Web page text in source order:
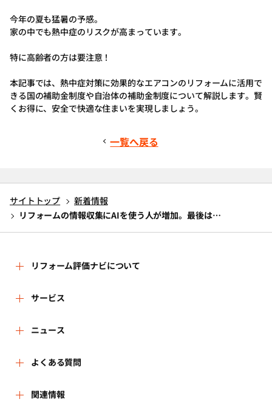
今年の夏も猛暑の予感。
家の中でも熱中症のリスクが高まっています。
特に高齢者の方は要注意！
本記事では、熱中症対策に効果的なエアコンのリフォームに活用で
きる国の補助金制度や自治体の補助金制度について解説します。賢
くお得に、安全で快適な住まいを実現しましょう。
一覧へ戻る
サイトトップ
新着情報
リフォームの情報収集にAIを使う人が増加。最後は…
リフォーム評価ナビについて
リフォーム評価ナビとは
運営体制
はじめての方へ
事務局へのお問い合せ
サービス
リフォーム会社を探す
リフォーム事例を見る
リフォームを相談する
ニュース
新着情報
講習会・セミナー
よくある質問
よくある質問
関連情報